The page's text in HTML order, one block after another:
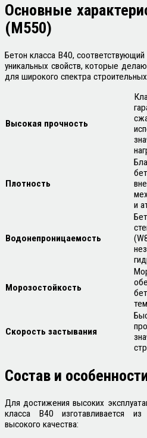
Основные
(М550)
Бетон класса В40,
уникальных свойств, которые
для широкого спектра
Высокая прочность
Плотность
и
Водонепроницаемость
Морозостойкость
Скорость застывания
Состав и
Для достижения высоких
класса В40 изготавливается из
высокого качества: